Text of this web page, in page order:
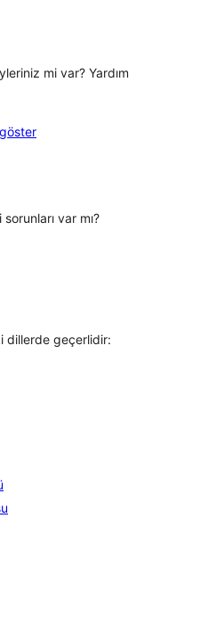
mi var? Yardım
var mı?
dillerde geçerlidir: